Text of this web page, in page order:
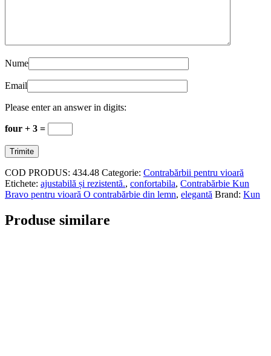
Nume
Email
Please enter an answer in digits:
four + 3 =
COD PRODUS: 434.48 Categorie: Contrabărbii pentru vioară
Etichete: ajustabilă și rezistentă., confortabila, Contrabărbie Kun
Bravo pentru vioară O contrabărbie din lemn, elegantă Brand: Kun
Produse similare